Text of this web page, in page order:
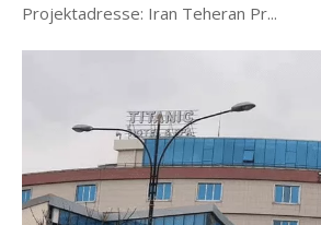
Projektadresse: Iran Teheran Pr...